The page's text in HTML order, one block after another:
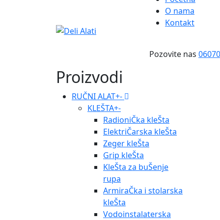
O nama
Kontakt
Pozovite nas
Proizvodi
RUČNI ALAT+-
KLEŠTA+-
RadioniČka kleŠta
ElektriČarska kleŠta
Zeger kleŠta
Grip kleŠta
KleŠta za buŠenje
rupa
ArmiraČka i stolarska
kleŠta
Vodoinstalaterska